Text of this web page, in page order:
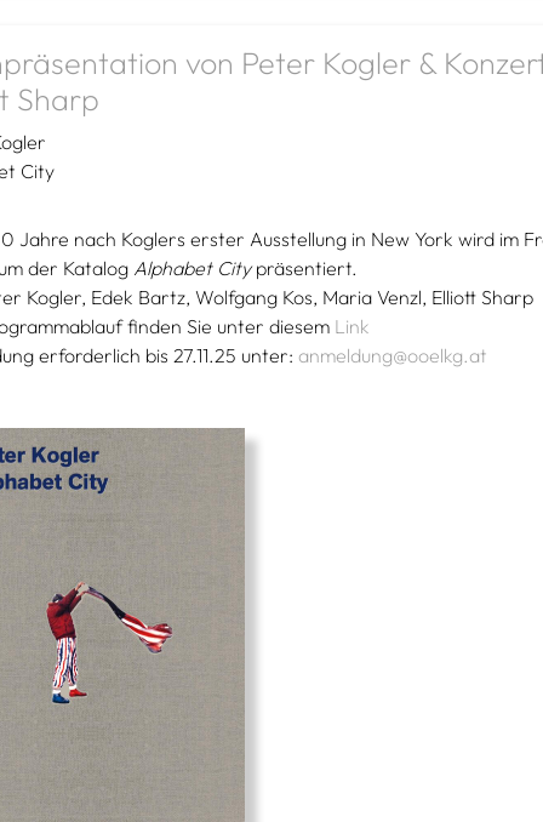
von Peter Kogler &
Sharp
City
Jahre nach Koglers erster Ausstellung in New York wird im
der Katalog Alphabet Citypräsentiert.
Kogler, Edek Bartz, Wolfgang Kos, Maria Venzl, Elliott Sharp
finden Sie unter diesem Link
erforderlich bis 27.11.25 unter: anmeldung@ooelkg.at